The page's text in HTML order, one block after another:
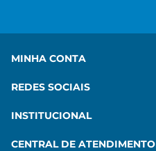
MINHA CONTA
REDES SOCIAIS
INSTITUCIONAL
CENTRAL DE ATENDIMENTO